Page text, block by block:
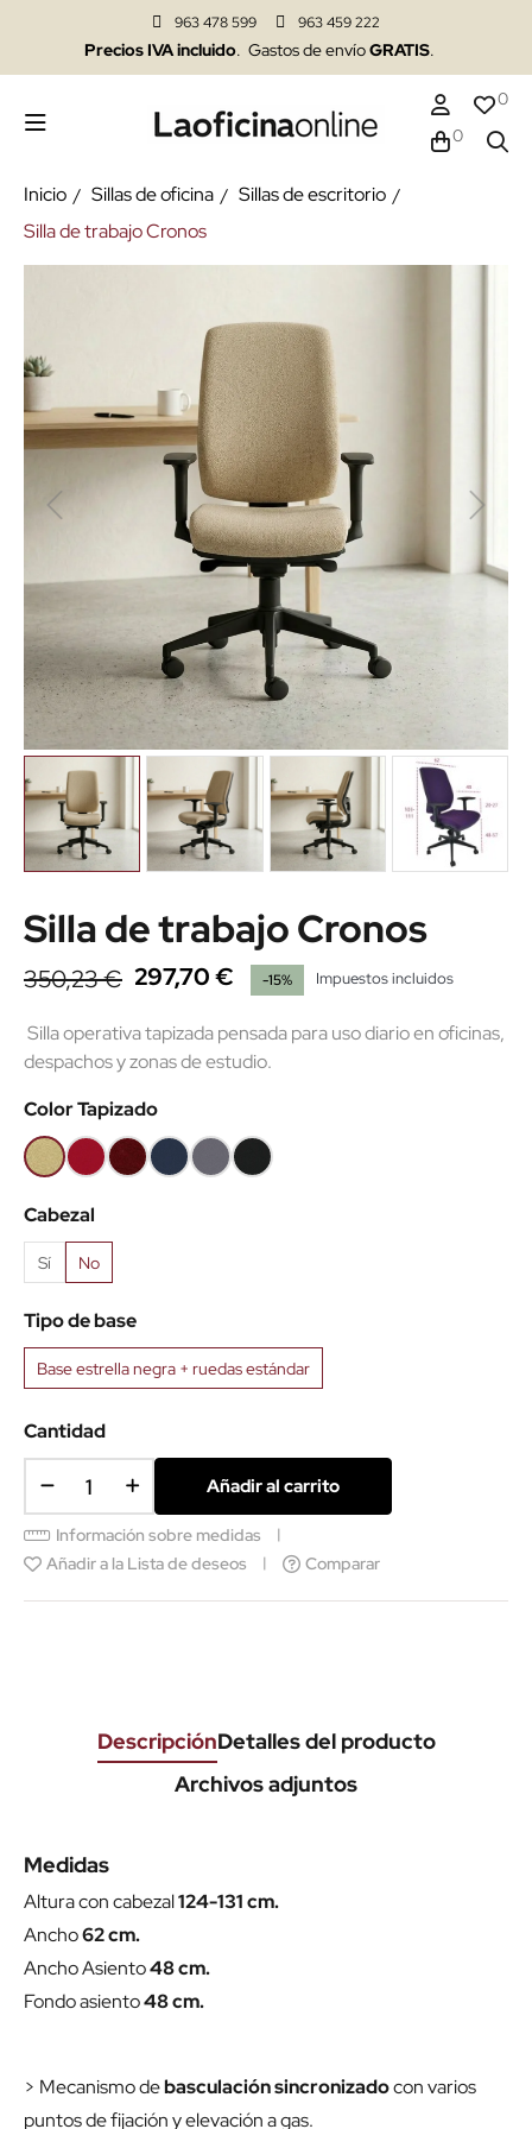
963 478 599 963 459 222
Precios IVA incluido. Gastos de envíoGRATIS.
0
0
Inicio Sillas de oficina
Sillas de escritorio
Silla de trabajo Cronos
Silla de trabajo Cronos
350,23 € 297,70 € -15% Impuestos incluidos
Silla operativa tapizada pensada para uso diario en oficinas,
despachos y zonas de estudio.
Color Tapizado
Beige
B1005
Rojo
B79
Granate
B109
Azul
B6098
Gris
B8010
Negro
B9
Cabezal
Sí No
Tipo de base
Base estrella negra + ruedas estándar
Cantidad
Añadir al carrito
Información sobre medidas
Añadir a la Lista de deseos
Comparar
DescripciónDetalles del producto
Archivos adjuntos
Medidas
Altura con cabezal124-131 cm.
Ancho62 cm.
Ancho Asiento48 cm.
Fondo asiento48 cm.
> Mecanismo debasculación sincronizadocon varios
puntos de fijación y elevación a gas.